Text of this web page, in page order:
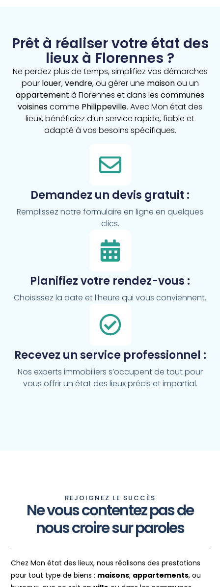
Prêt à réaliser votre état des
lieux à Florennes ?
Ne perdez plus de temps, simplifiez vos démarches
pour louer,vendre, ou gérer une maisonou un
appartement à Florennes et dans les communes
voisinescomme Philippeville. Avec Mon état des
lieux, bénéficiez d’un service rapide, fiable et
adapté à vos besoins spécifiques.
Demandez un devis gratuit :
Remplissez notre formulaire en ligne en quelques
clics.
Planifiez votre rendez-vous :
Choisissez la date et l’heure qui vous conviennent.
Recevez un service professionnel :
Nos experts immobiliers s’occupent de tout pour
vous offrir un état des lieux précis et impartial.
REJOIGNEZ LE SUCCÈS
Ne vous contentez pas de
nous croire sur paroles
Chez Mon état des lieux, nous réalisons des prestations
pour tout type de biens : maisons, appartements, ou